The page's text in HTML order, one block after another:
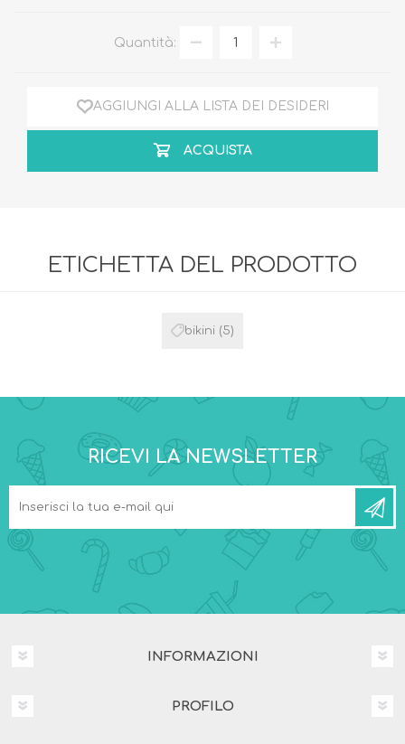
Quantità:
AGGIUNGI ALLA LISTA DEI DESIDERI
ACQUISTA
ETICHETTA DEL PRODOTTO
bikini (5)
RICEVI LA NEWSLETTER
INFORMAZIONI
PROFILO